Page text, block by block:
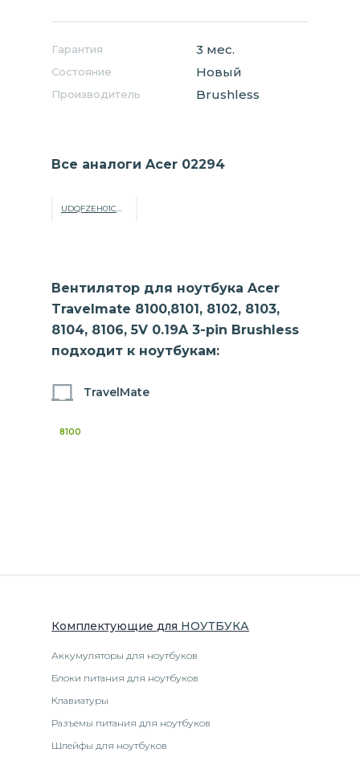
Гарантия 3 мес.
Состояние Новый
Производитель Brushless
Все аналоги Acer 02294
UDQFZEH01CQU
Вентилятор для ноутбука Acer
Travelmate 8100,8101, 8102, 8103,
8104, 8106, 5V 0.19A 3-pin Brushless
подходит к ноутбукам:
TravelMate
8100
Комплектующие для НОУТБУКА
Аккумуляторы для ноутбуков
Блоки питания для ноутбуков
Клавиатуры
Разъемы питания для ноутбуков
Шлейфы для ноутбуков